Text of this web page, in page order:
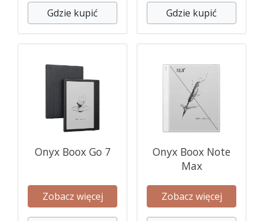
Gdzie kupić Gdzie kupić
Onyx Boox Go 7
Zobacz więcej
Onyx Boox Note
Max
Zobacz więcej